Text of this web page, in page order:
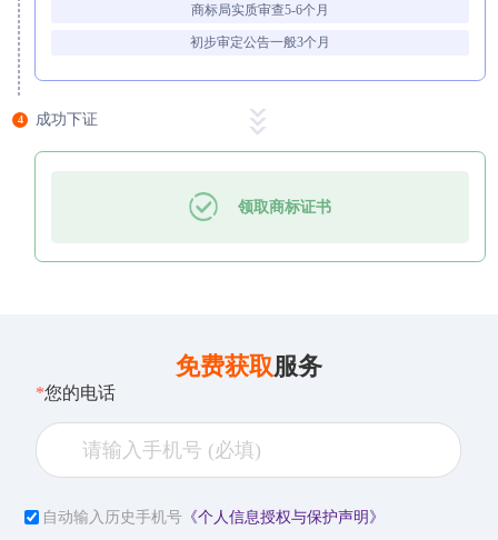
商标局实质审查5-6个月
初步审定公告一般3个月
4 成功下证
领取商标证书
免费获取服务
*您的电话
自动输入历史手机号《个人信息授权与保护声明》